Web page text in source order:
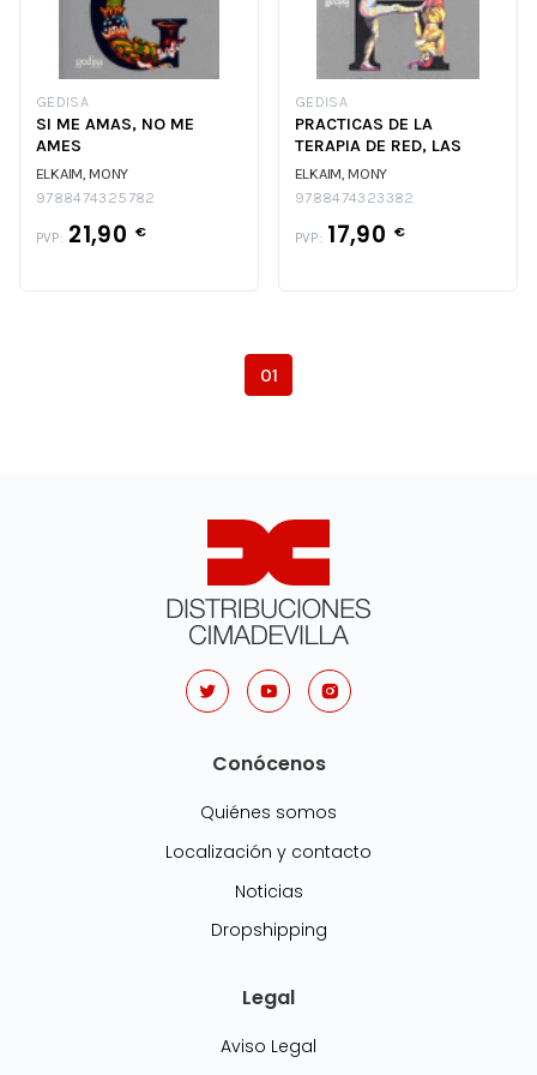
GEDISA
SI ME AMAS, NO ME
AMES
ELKAIM, MONY
9788474325782
PVP: 21,90 €
GEDISA
PRACTICAS DE LA
TERAPIA DE RED, LAS
ELKAIM, MONY
9788474323382
PVP: 17,90 €
01
Conócenos
Quiénes somos
Localización y contacto
Noticias
Dropshipping
Legal
Aviso Legal